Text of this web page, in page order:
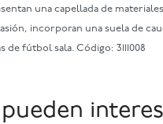
una capellada de
incorporan una suela de
fútbol sala. Código: 3111008